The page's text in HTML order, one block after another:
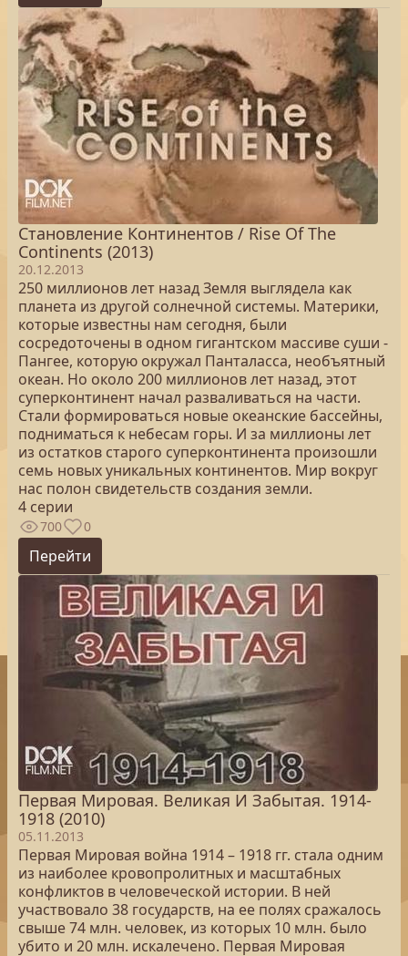
Становление Континентов / Rise Of The
Continents (2013)
20.12.2013
250 миллионов лет назад Земля выглядела как
планета из другой солнечной системы. Материки,
которые известны нам сегодня, были
сосредоточены в одном гигантском массиве суши -
Пангее, которую окружал Панталасса, необъятный
океан. Но около 200 миллионов лет назад, этот
суперконтинент начал разваливаться на части.
Стали формироваться новые океанские бассейны,
подниматься к небесам горы. И за миллионы лет
из остатков старого суперконтинента произошли
семь новых уникальных континентов. Мир вокруг
нас полон свидетельств создания земли.
4 серии
700 0
Перейти
Первая Мировая. Великая И Забытая. 1914-
1918 (2010)
05.11.2013
Первая Мировая война 1914 – 1918 гг. стала одним
из наиболее кровопролитных и масштабных
конфликтов в человеческой истории. В ней
участвовало 38 государств, на ее полях сражалось
свыше 74 млн. человек, из которых 10 млн. было
убито и 20 млн. искалечено. Первая Мировая